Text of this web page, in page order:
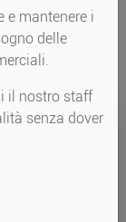
e mantenere i
delle
il nostro staff
senza dover